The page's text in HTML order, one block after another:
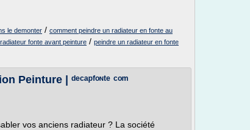
le demonter / comment peindre un radiateur en fonte au
fonte avant peinture / peindre un radiateur en fonte
| ᵈᵉᶜᵃᵖᶠᵒᶰᵗᵉ ᶜᵒᵐ
vos anciens radiateur ? La société